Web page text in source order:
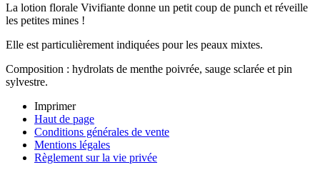
La lotion florale Vivifiante donne un petit coup de punch et réveille
les petites mines !
Elle est particulièrement indiquées pour les peaux mixtes.
Composition : hydrolats de menthe poivrée, sauge sclarée et pin
sylvestre.
Imprimer
Haut de page
Conditions générales de vente
Mentions légales
Règlement sur la vie privée